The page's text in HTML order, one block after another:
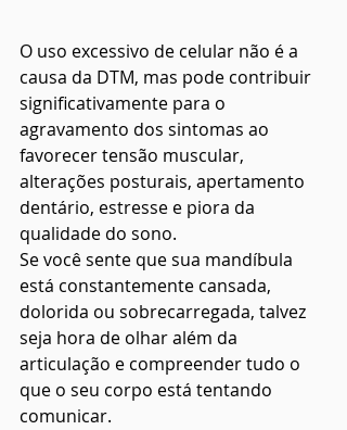
O uso excessivo de celular não é a
causa da DTM, mas pode contribuir
significativamente para o
agravamento dos sintomas ao
favorecer tensão muscular,
alterações posturais, apertamento
dentário, estresse e piora da
qualidade do sono.
Se você sente que sua mandíbula
está constantemente cansada,
dolorida ou sobrecarregada, talvez
seja hora de olhar além da
articulação e compreender tudo o
que o seu corpo está tentando
comunicar.